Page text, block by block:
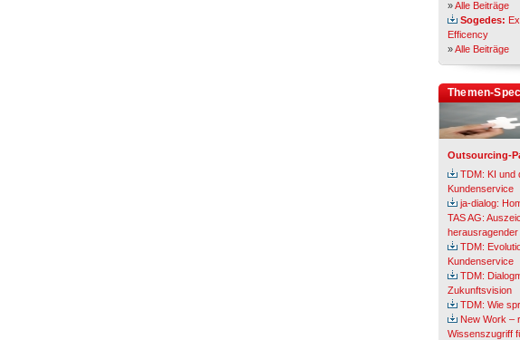
»Alle Beiträge
Sogedes:
Efficency
»Alle Beiträge
Themen-
Outsourcing-
TDM: KI und
Kundenservice
ja-dialog:
TAS AG:
herausragender
TDM:
Kundenservice
TDM:
Zukunftsvision
TDM: Wie
New Work –
Wissenszugriff